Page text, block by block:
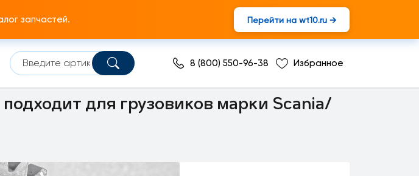
запчастей. Перейти на wt10.ru →
8 (800) 550-96-38 Избранное
Шестерня КПП
для грузовиков марки Scania/